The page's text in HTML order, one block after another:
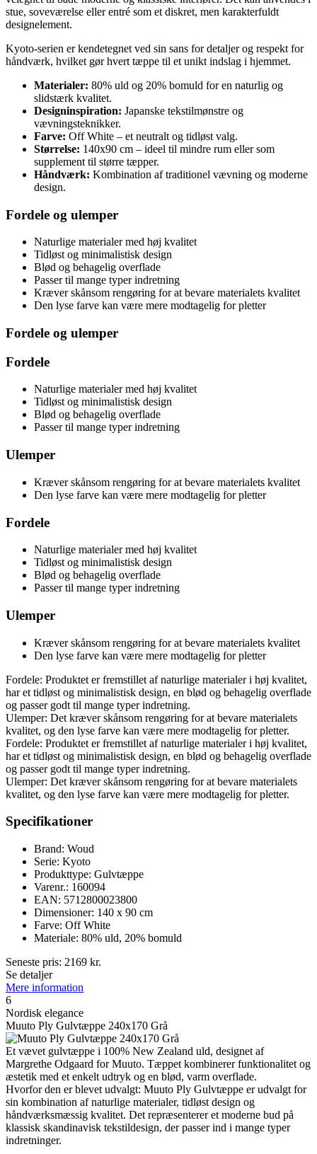
stue, soveværelse eller entré som et diskret, men karakterfuldt
designelement.
Kyoto-serien er kendetegnet ved sin sans for detaljer og respekt for
håndværk, hvilket gør hvert tæppe til et unikt indslag i hjemmet.
Materialer: 80% uld og 20% bomuld for en naturlig og
slidstærk kvalitet.
Designinspiration: Japanske tekstilmønstre og
vævningsteknikker.
Farve: Off White – et neutralt og tidløst valg.
Størrelse: 140x90 cm – ideel til mindre rum eller som
supplement til større tæpper.
Håndværk: Kombination af traditionel vævning og moderne
design.
Fordele og ulemper
Naturlige materialer med høj kvalitet
Tidløst og minimalistisk design
Blød og behagelig overflade
Passer til mange typer indretning
Kræver skånsom rengøring for at bevare materialets kvalitet
Den lyse farve kan være mere modtagelig for pletter
Fordele og ulemper
Fordele
Naturlige materialer med høj kvalitet
Tidløst og minimalistisk design
Blød og behagelig overflade
Passer til mange typer indretning
Ulemper
Kræver skånsom rengøring for at bevare materialets kvalitet
Den lyse farve kan være mere modtagelig for pletter
Fordele
Naturlige materialer med høj kvalitet
Tidløst og minimalistisk design
Blød og behagelig overflade
Passer til mange typer indretning
Ulemper
Kræver skånsom rengøring for at bevare materialets kvalitet
Den lyse farve kan være mere modtagelig for pletter
Fordele: Produktet er fremstillet af naturlige materialer i høj kvalitet,
har et tidløst og minimalistisk design, en blød og behagelig overflade
og passer godt til mange typer indretning.
Ulemper: Det kræver skånsom rengøring for at bevare materialets
kvalitet, og den lyse farve kan være mere modtagelig for pletter.
Fordele: Produktet er fremstillet af naturlige materialer i høj kvalitet,
har et tidløst og minimalistisk design, en blød og behagelig overflade
og passer godt til mange typer indretning.
Ulemper: Det kræver skånsom rengøring for at bevare materialets
kvalitet, og den lyse farve kan være mere modtagelig for pletter.
Specifikationer
Brand: Woud
Serie: Kyoto
Produkttype: Gulvtæppe
Varenr.: 160094
EAN: 5712800023800
Dimensioner: 140 x 90 cm
Farve: Off White
Materiale: 80% uld, 20% bomuld
Seneste pris: 2169 kr.
Se detaljer
Mere information
6
Nordisk elegance
Muuto Ply Gulvtæppe 240x170 Grå
Et vævet gulvtæppe i 100% New Zealand uld, designet af
Margrethe Odgaard for Muuto. Tæppet kombinerer funktionalitet og
æstetik med et enkelt udtryk og en blød, varm overflade.
Hvorfor den er blevet udvalgt: Muuto Ply Gulvtæppe er udvalgt for
sin kombination af naturlige materialer, tidløst design og
håndværksmæssig kvalitet. Det repræsenterer et moderne bud på
klassisk skandinavisk tekstildesign, der passer ind i mange typer
indretninger.